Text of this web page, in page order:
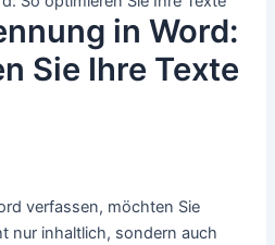
in Word:
Sie Ihre Texte
verfassen, möchten Sie
nur inhaltlich, sondern auch